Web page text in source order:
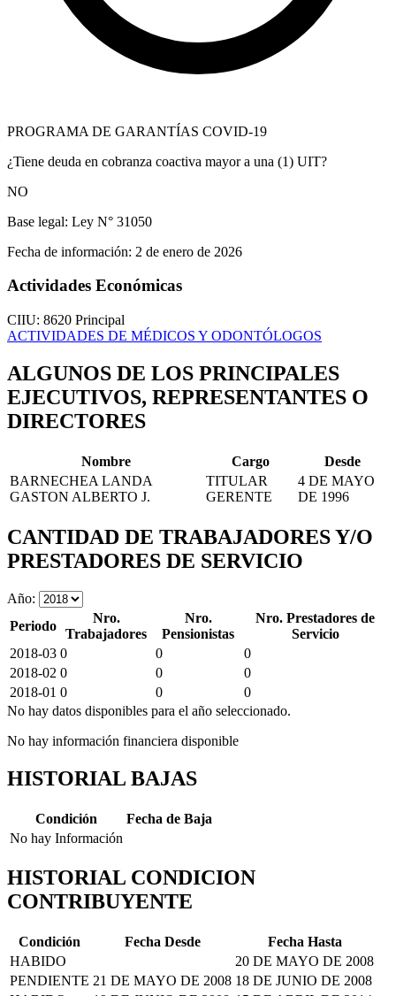
PROGRAMA DE GARANTÍAS COVID-19
¿Tiene deuda en cobranza coactiva mayor a una (1) UIT?
NO
Base legal: Ley N° 31050
Fecha de información: 2 de enero de 2026
Actividades Económicas
CIIU: 8620 Principal
ACTIVIDADES DE MÉDICOS Y ODONTÓLOGOS
ALGUNOS DE LOS PRINCIPALES
EJECUTIVOS, REPRESENTANTES O
DIRECTORES
Nombre Cargo
Desde
BARNECHEA LANDA
GASTON ALBERTO J.
TITULAR
GERENTE
4 DE MAYO
DE 1996
CANTIDAD DE TRABAJADORES Y/O
PRESTADORES DE SERVICIO
Año:
Periodo
Nro.
Trabajadores
Nro.
Pensionistas
Nro. Prestadores de
Servicio
2018-03 0 0
0
2018-02 0 0
0
2018-01 0 0
0
No hay datos disponibles para el año seleccionado.
No hay información financiera disponible
HISTORIAL BAJAS
Condición
Fecha de Baja
No hay Información
HISTORIAL CONDICION
CONTRIBUYENTE
Condición Fecha Desde
Fecha Hasta
HABIDO
20 DE MAYO DE 2008
PENDIENTE 21 DE MAYO DE 2008 18 DE JUNIO DE 2008